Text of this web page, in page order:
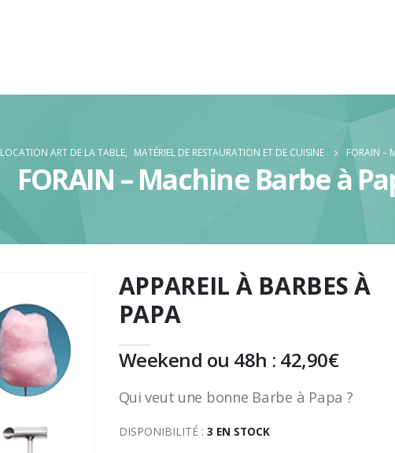
LOCATION ART DE LA TABLE, MATÉRIEL DE RESTAURATION ET DE CUISINE FORAIN –
FORAIN – Machine Barbe à
APPAREIL À BARBES À
PAPA
Weekend ou 48h : 42,90€
Qui veut une bonne Barbe à Papa ?
DISPONIBILITÉ : 3 EN STOCK